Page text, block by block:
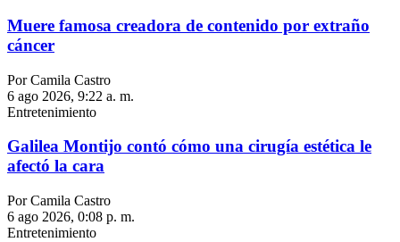
Muere famosa creadora de contenido por extraño
cáncer
Por Camila Castro
6 ago 2026, 9:22 a. m.
Entretenimiento
Galilea Montijo contó cómo una cirugía estética le
afectó la cara
Por Camila Castro
6 ago 2026, 0:08 p. m.
Entretenimiento